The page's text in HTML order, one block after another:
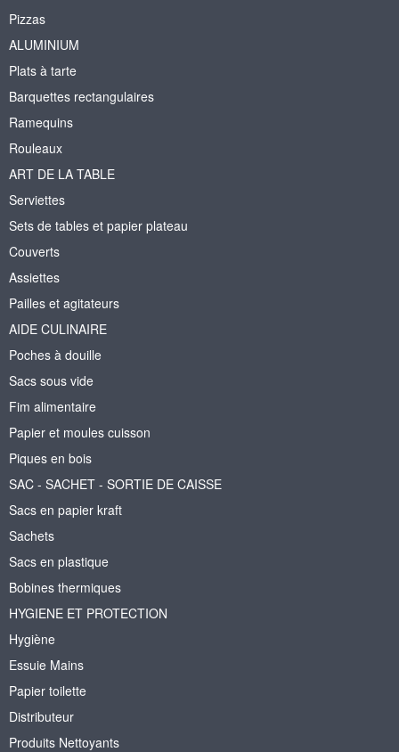
Pizzas
ALUMINIUM
Plats à tarte
Barquettes rectangulaires
Ramequins
Rouleaux
ART DE LA TABLE
Serviettes
Sets de tables et papier plateau
Couverts
Assiettes
Pailles et agitateurs
AIDE CULINAIRE
Poches à douille
Sacs sous vide
Fim alimentaire
Papier et moules cuisson
Piques en bois
SAC - SACHET - SORTIE DE CAISSE
Sacs en papier kraft
Sachets
Sacs en plastique
Bobines thermiques
HYGIENE ET PROTECTION
Hygiène
Essuie Mains
Papier toilette
Distributeur
Produits Nettoyants